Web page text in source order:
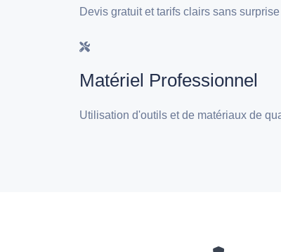
Devis gratuit et tarifs clairs sans
Matériel Professionnel
Utilisation d'outils et de matériaux de